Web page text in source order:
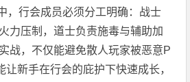
，行会成员必须分工明确：战士
力压制，道士负责施毒与辅助加
战，不仅能避免散人玩家被恶意P
让新手在行会的庇护下快速成长，